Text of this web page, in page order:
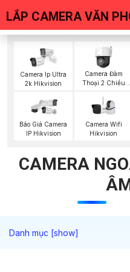
LẮP CAMERA VĂN
Camera Ip Ultra
2k Hikvision
Camera Đàm
Thoại 2 Chiều
Báo Giá Camera
IP Hikvision
Camera Wifi
Hikvision
CAMERA